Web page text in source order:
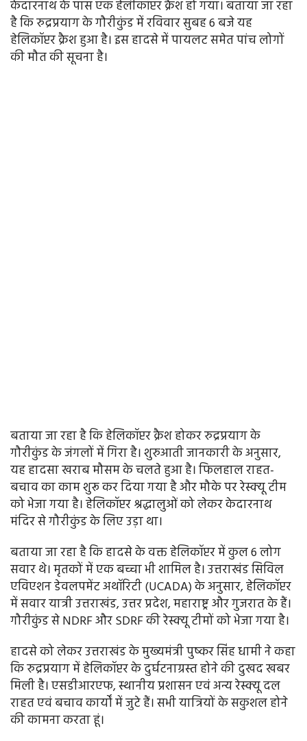
केदारनाथ के पास एक हेलीकॉप्टर क्रैश हो गया। बताया जा रहा
है कि रुद्रप्रयाग के गौरीकुंड में रविवार सुबह 6 बजे यह
हेलिकॉप्टर क्रैश हुआ है। इस हादसे में पायलट समेत पांच लोगों
की मौत की सूचना है।
बताया जा रहा है कि हेलिकॉप्टर क्रैश होकर रुद्रप्रयाग के
गौरीकुंड के जंगलों में गिरा है। शुरुआती जानकारी के अनुसार,
यह हादसा खराब मौसम के चलते हुआ है। फिलहाल राहत-
बचाव का काम शुरू कर दिया गया है और मौके पर रेस्क्यू टीम
को भेजा गया है। हेलिकॉप्टर श्रद्धालुओं को लेकर केदारनाथ
मंदिर से गौरीकुंड के लिए उड़ा था।
बताया जा रहा है कि हादसे के वक्त हेलिकॉप्टर में कुल 6 लोग
सवार थे। मृतकों में एक बच्चा भी शामिल है। उत्तराखंड सिविल
एविएशन डेवलपमेंट अथॉरिटी (UCADA) के अनुसार, हेलिकॉप्टर
में सवार यात्री उत्तराखंड, उत्तर प्रदेश, महाराष्ट्र और गुजरात के हैं।
गौरीकुंड से NDRF और SDRF की रेस्क्यू टीमों को भेजा गया है।
हादसे को लेकर उत्तराखंड के मुख्यमंत्री पुष्कर सिंह धामी ने कहा
कि रुद्रप्रयाग में हेलिकॉप्टर के दुर्घटनाग्रस्त होने की दुखद खबर
मिली है। एसडीआरएफ, स्थानीय प्रशासन एवं अन्य रेस्क्यू दल
राहत एवं बचाव कार्यों में जुटे हैं। सभी यात्रियों के सकुशल होने
की कामना करता हूं।